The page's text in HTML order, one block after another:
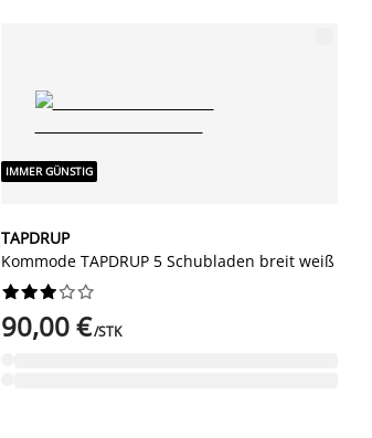
IMMER GÜNSTIG
TAPDRUP
Kommode TAPDRUP 5 Schubladen breit weiß






90,00 €/STK